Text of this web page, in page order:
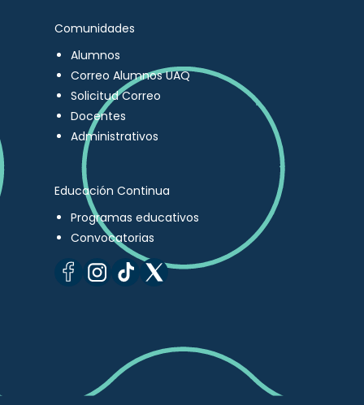
Comunidades
Alumnos
Correo Alumnos UAQ
Solicitud Correo
Docentes
Administrativos
Educación Continua
Programas educativos
Convocatorias